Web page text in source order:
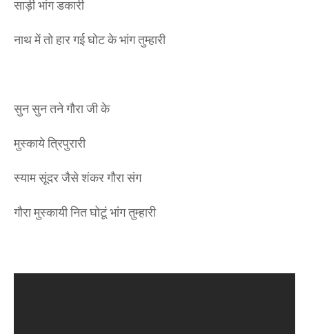
साड़ी भांग डकारी
नाथ में तो हार गई घोट के भांग तुम्हारी
सुन सुन तने गौरा जी के
मुस्काये त्रिपुरारी
स्याम सूंदर जैसे शंकर गौरा संग
गौरा मुस्कायी नित घोटूं भांग तुम्हारी